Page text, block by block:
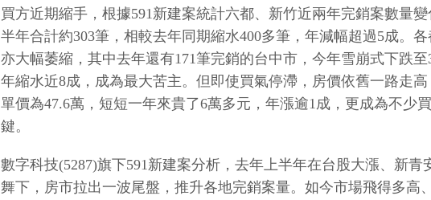
買方近期縮手，根據591新建案統計六都、新竹近兩年完銷案數量
半年合計約303筆，相較去年同期縮水400多筆，年減幅超過5成。
亦大幅萎縮，其中去年還有171筆完銷的台中市，今年雪崩式下跌
年縮水近8成，成為最大苦主。但即使買氣停滯，房價依舊一路走
單價為47.6萬，短短一年來貴了6萬多元，年漲逾1成，更成為不少
鍵。
數字科技(5287)旗下591新建案分析，去年上半年在台股大漲、新青
舞下，房市拉出一波尾盤，推升各地完銷案量。如今市場飛得多高